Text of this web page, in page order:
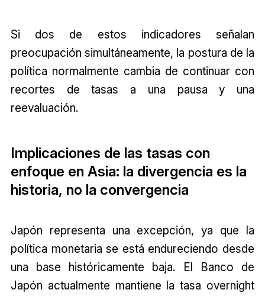
Si dos de estos indicadores señalan
preocupación simultáneamente, la postura de la
política normalmente cambia de continuar con
recortes de tasas a una pausa y una
reevaluación.
Implicaciones de las tasas con
enfoque en Asia: la divergencia es la
historia, no la convergencia
Japón representa una excepción, ya que la
política monetaria se está endureciendo desde
una base históricamente baja. El Banco de
Japón actualmente mantiene la tasa overnight